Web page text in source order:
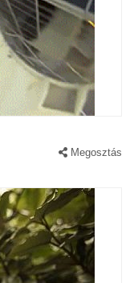
Megosztás